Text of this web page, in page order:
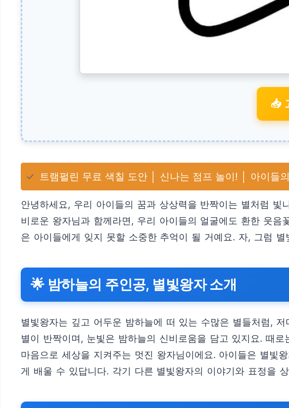
📥
✓ 트램펄린 무료 색칠 도안 │ 신나는 점프 놀이! │ 아이들
안녕하세요, 우리 아이들의 꿈과 상상력을 반짝이는 별처럼 빛
비로운 왕자님과 함께라면, 우리 아이들의 얼굴에도 환한 웃
은 아이들에게 잊지 못할 소중한 추억이 될 거예요. 자, 그럼
🌟 밤하늘의 주인공, 별빛왕자 소개
별빛왕자는 깊고 어두운 밤하늘에 떠 있는 수많은 별들처럼,
별이 반짝이며, 눈빛은 밤하늘의 신비로움을 담고 있지요. 때
마음으로 세상을 지켜주는 멋진 왕자님이에요. 아이들은 별빛
게 배울 수 있답니다. 각기 다른 별빛왕자의 이야기와 표정을